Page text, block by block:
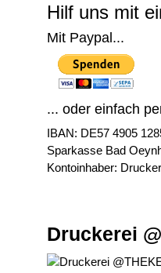
Hilf uns mit
Mit Paypal...
... oder einfach
IBAN: DE57 4905
Sparkasse Bad
Kontoinhaber:
Druckerei